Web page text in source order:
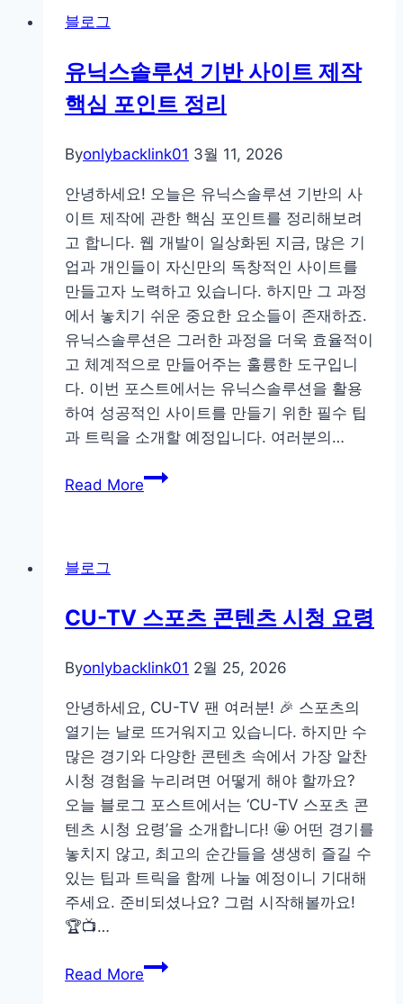
는
기
자
오
픈
타
임
신
청
서
쓰
고
받
은
AEO
2026
AI
색
전
쟁
의
서
막
블로그
유닉스솔루션 기반 사이트 제작
핵심 포인트 정리
Byonlybacklink01 3월 11, 2026
안녕하세요! 오늘은 유닉스솔루션 기반의 사
이트 제작에 관한 핵심 포인트를 정리해보려
고 합니다. 웹 개발이 일상화된 지금, 많은 기
업과 개인들이 자신만의 독창적인 사이트를
만들고자 노력하고 있습니다. 하지만 그 과정
에서 놓치기 쉬운 중요한 요소들이 존재하죠.
유닉스솔루션은 그러한 과정을 더욱 효율적이
고 체계적으로 만들어주는 훌륭한 도구입니
다. 이번 포스트에서는 유닉스솔루션을 활용
하여 성공적인 사이트를 만들기 위한 필수 팁
과 트릭을 소개할 예정입니다. 여러분의…
Read More유
기
사
트
제
핵
심
포
인
트
정
블로그
CU-TV 스포츠 콘텐츠 시청 요령
Byonlybacklink01 2월 25, 2026
안녕하세요, CU-TV 팬 여러분! 🎉 스포츠의
열기는 날로 뜨거워지고 있습니다. 하지만 수
많은 경기와 다양한 콘텐츠 속에서 가장 알찬
시청 경험을 누리려면 어떻게 해야 할까요?
오늘 블로그 포스트에서는 ‘CU-TV 스포츠 콘
텐츠 시청 요령’을 소개합니다! 🤩 어떤 경기를
놓치지 않고, 최고의 순간들을 생생히 즐길 수
있는 팁과 트릭을 함께 나눌 예정이니 기대해
주세요. 준비되셨나요? 그럼 시작해볼까요!
🏆📺…
Read MoreCU-